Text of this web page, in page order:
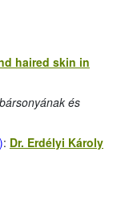
haired skin in
és
: Dr. Erdélyi Károly